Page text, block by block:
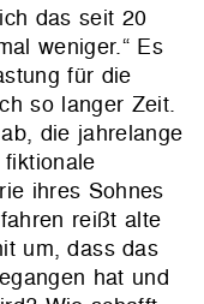
das seit 20
weniger.“ Es
für die
so langer Zeit.
die jahrelange
ihres Sohnes
reißt alte
um, dass das
hat und